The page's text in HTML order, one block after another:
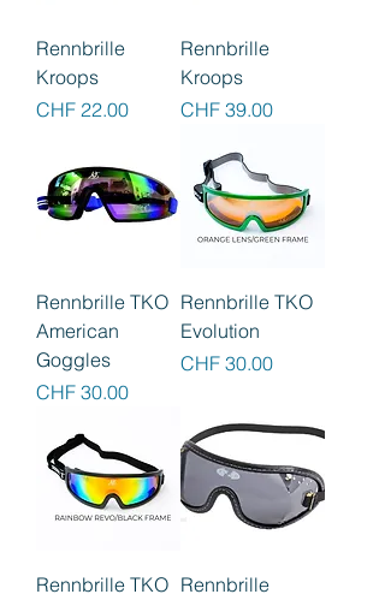
Rennbrille
Kroops
Preis
CHF 22.00
Rennbrille
Kroops
Preis
CHF 39.00
Rennbrille TKO
American
Goggles
Preis
CHF 30.00
Rennbrille TKO
Evolution
Preis
CHF 30.00
Rennbrille TKO Rennbrille